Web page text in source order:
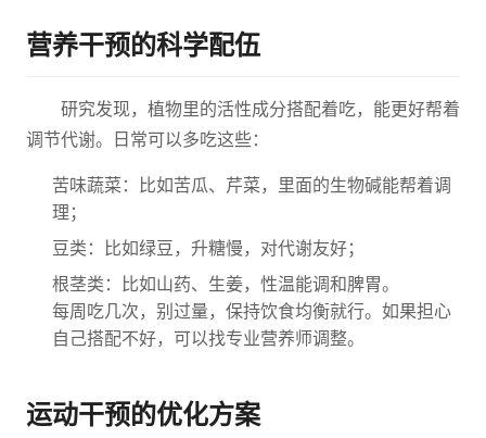
营养干预的科学配伍
研究发现，植物里的活性成分搭配着吃，能更好帮着
调节代谢。日常可以多吃这些：
苦味蔬菜：比如苦瓜、芹菜，里面的生物碱能帮着调
理；
豆类：比如绿豆，升糖慢，对代谢友好；
根茎类：比如山药、生姜，性温能调和脾胃。
每周吃几次，别过量，保持饮食均衡就行。如果担心
自己搭配不好，可以找专业营养师调整。
运动干预的优化方案